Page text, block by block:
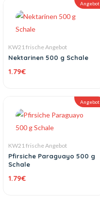
Angebot
KW21 frische Angebot
Nektarinen 500 g Schale
1.79€
Angebot
KW21 frische Angebot
Pfirsiche Paraguayo 500 g
Schale
1.79€